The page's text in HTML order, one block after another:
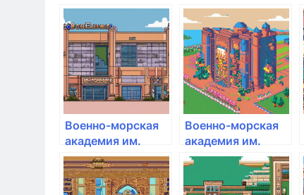
Военно-морская
академия им.
адмирала флота
Советского Союза
Н.Г. Кузнецова
Военно-морская
академия им.
адмирала флота
Советского Союза
Н.Г. Кузнецова